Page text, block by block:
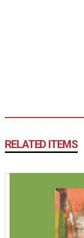
RELATED ITEMS